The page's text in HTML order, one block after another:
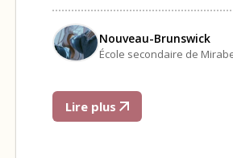
Nouveau-Brunswick
École secondaire de
Lire plus